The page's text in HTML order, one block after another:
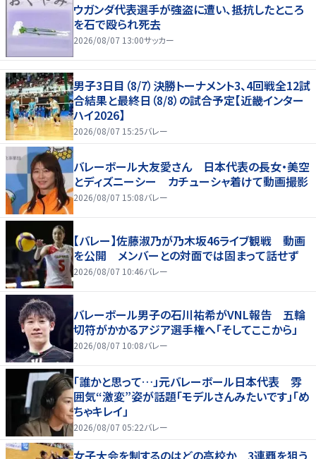
ウガンダ代表選手が強盗に遭い、抵抗したところ
を石で殴られ死去
2026/08/07 13:00サッカー
男子3日目（8/7）決勝トーナメント3、4回戦全12試
合結果と最終日（8/8）の試合予定【近畿インター
ハイ2026】
2026/08/07 15:25バレー
バレーボール大友愛さん 日本代表の長女・美空
とディズニーシー カチューシャ着けて動画撮影
2026/08/07 15:08バレー
【バレー】佐藤淑乃が乃木坂46ライブ観戦 動画
を公開 メンバーとの対面では固まって話せず
2026/08/07 10:46バレー
バレーボール男子の石川祐希がVNL報告 五輪
切符がかかるアジア選手権へ「そしてここから」
2026/08/07 10:08バレー
「誰かと思って…」元バレーボール日本代表 雰
囲気“激変”姿が話題「モデルさんみたいです」「め
ちゃキレイ」
2026/08/07 05:22バレー
女子大会を制するのはどの高校か 3連覇を狙う